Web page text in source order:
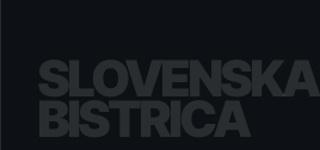
SLOVENSKA
BISTRICA